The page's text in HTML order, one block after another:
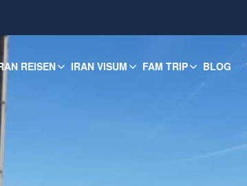
REISEN IRAN VISUM FAM TRIP BLOG